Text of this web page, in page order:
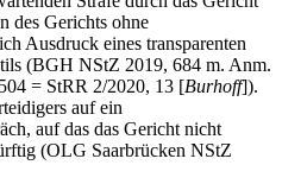
des Gerichts ohne
Ausdruck eines transparenten
(BGH NStZ 2019, 684 m. Anm.
= StRR 2/2020, 13 [Burhoff]).
auf ein
auf das das Gericht nicht
(OLG Saarbrücken NStZ